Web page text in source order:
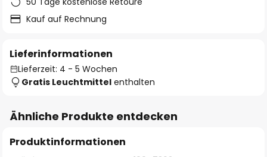
Kauf auf Rechnung
Lieferinformationen
Lieferzeit: 4 - 5 Wochen
Gratis Leuchtmittel enthalten
Ähnliche Produkte entdecken
Produktinformationen